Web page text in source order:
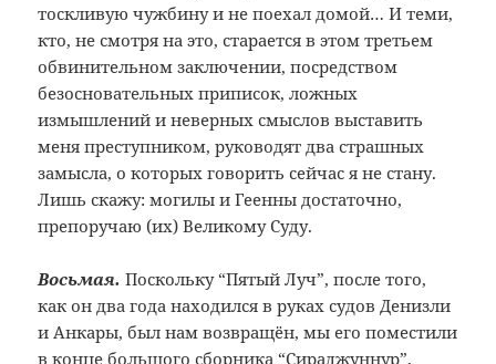
тоскливую чужбину и не поехал домой… И теми,
кто, не смотря на это, старается в этом третьем
обвинительном заключении, посредством
безосновательных приписок, ложных
измышлений и неверных смыслов выставить
меня преступником, руководят два страшных
замысла, о которых говорить сейчас я не стану.
Лишь скажу: могилы и Геенны достаточно,
препоручаю (их) Великому Суду.
Восьмая. Поскольку “Пятый Луч”, после того,
как он два года находился в руках судов Денизли
и Анкары, был нам возвращён, мы его поместили
в конце большого сборника “Сираджуннур”,